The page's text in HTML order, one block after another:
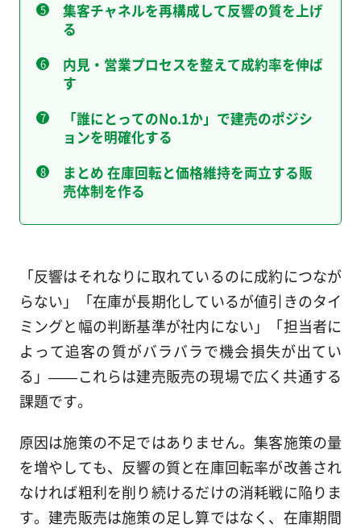
集客チャネルを再構成して反響の質を上げ
る
内見・営業プロセスを整えて成約率を伸ば
す
「誰にとってのNo.1か」で建売のポジシ
ョンを明確化する
まとめ 在庫回転と価格維持を両立する販
売体制を作る
「反響はそれなりに取れているのに成約につなが
らない」「在庫が長期化しているが値引きのタイ
ミングと幅の判断基準が社内にない」「担当者に
よって追客の質がバラバラで機会損失が出てい
る」——これらは建売販売の現場で広く共通する
課題です。
原因は施策の不足ではありません。集客施策の量
を増やしても、反響の質と在庫回転率が改善され
なければ粗利を削り続けるだけの消耗戦に陥りま
す。建売販売は施策の足し算ではなく、在庫期間